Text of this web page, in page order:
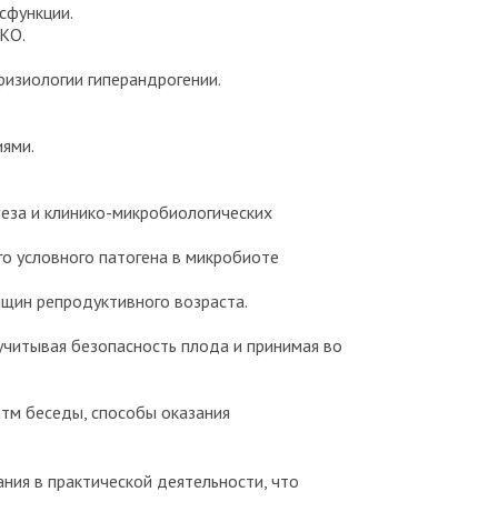
гиперандрогении.
и клинико-микробиологических
условного патогена в микробиоте
репродуктивного возраста.
безопасность плода и принимая во
беседы, способы оказания
в практической деятельности, что